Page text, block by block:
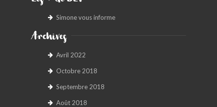
Simone vous informe
Archives
Avril 2022
Octobre 2018
Septembre 2018
Août 2018